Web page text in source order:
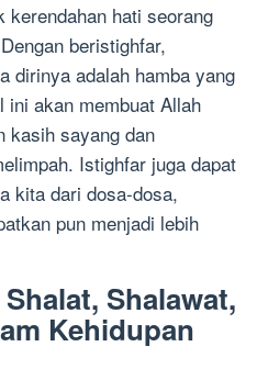
kerendahan hati seorang
beristighfar,
dirinya adalah hamba yang
ini akan membuat Allah
kasih sayang dan
Istighfar juga dapat
kita dari dosa-dosa,
pun menjadi lebih
Shalawat,
Kehidupan